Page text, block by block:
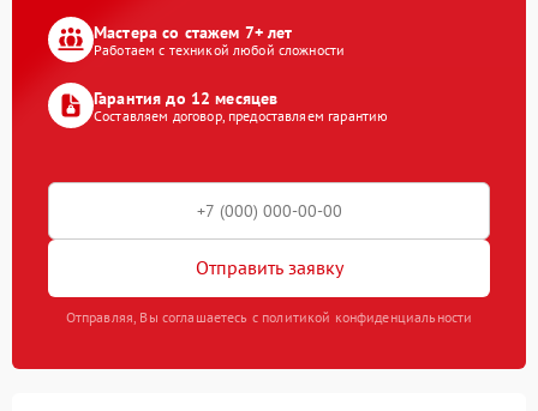
Мастера со стажем 7+ лет
Работаем с техникой любой сложности
Гарантия до 12 месяцев
Составляем договор, предоставляем гарантию
Отправить заявку
Отправляя, Вы соглашаетесь с политикой конфиденциальности